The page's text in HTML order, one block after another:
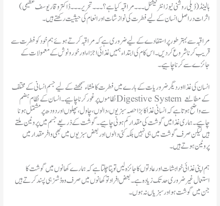
ہالینڈ(ڈیلی روشنی نیوز انٹرنیشنل۔۔۔مراقبہ کیا ہے؟۔۔۔تحریر۔۔۔ڈاکتر وقار یوسف عظیمی )
اثرات در اصل انسان کے لیے فطرت کی نوازشات اور انعام کی حیثیت رکھتے ہیں۔
مراقبہ سے بہتر طور پر استفادے کے لیے ضروری ہے کہ مراقبہ کرتے ہوئے ہم خود کو فطرت سے
قریب کرنا شروع کر دیں۔ اس کام کی ابتداء ہمیں غذائی اجزاء اور خورونوش کے معمولات کے
جائزے سے کرنا چاہیے۔
انسان کی غذا اور دیگر ضروریات کے بارے میں فطرت کا منشاء سمجھنے کے لیے جسم انسانی کے مختلف
نظاموں پر غور کرنا چاہیے۔ انسان کے نظام ہضم Digestive System کے مطالعے
سےواضح ہوتا ہے کہ انسانی غذا کا بڑا حصہ سبزیوں، دالوں، چاول، پھلوں اور دودھ پر مشتمل ہونا
چاہیے۔ ہماری غذا میں گوشت کی مقدار کم ہونی چاہیے۔ گوشت کے ذریعے جسم میں پروٹین ملتے
ہیں لیکن صرف گوشت میں ہی نہیں بلکہ کئی دالوں اور بعض سبزیوں میں بھی وافر مقدار میں
پروٹین ہوتے ہیں۔
ہم اپنی غذائی خواہشات اور عادتوں کا جائزہ لیں تو پتا چلتا ہے کہ ہمارے کھانوں میں گوشت کا
استعمال غیر ضروری حد تک زیادہ ہے۔ بعض افراد تو کھانوں میں صرف وہ ڈشز ہی پسند کرتے ہیں
جن میں گوشت ہو اور سبزیاں نہ ہوں۔